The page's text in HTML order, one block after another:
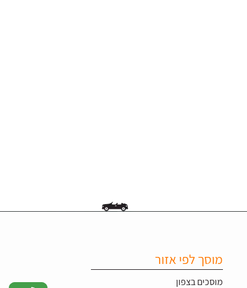
מוסך לפי אזור
מוסכים בצפון